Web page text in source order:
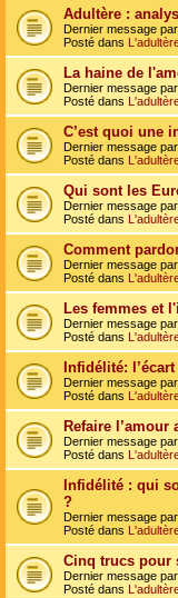
Adultère :
Dernier message par
Posté dans
La haine de
Dernier message par
Posté dans
C’est quoi une
Dernier message par
Posté dans
Qui sont les
Dernier message par
Posté dans
Comment
Dernier message par
Posté dans
Les femmes et
Dernier message par
Posté dans
Infidélité:
Dernier message par
Posté dans
Refaire
Dernier message par
Posté dans
Infidélité : qui
?
Dernier message par
Posté dans
Cinq trucs pour
Dernier message par
Posté dans